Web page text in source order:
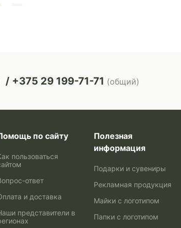
+375 29 199-71-71 (общий)
по сайту
пользоваться
ответ
и доставка
представители в
Полезная
информация
Подарки и сувениры
Рекламная продукция
Майки с логотипом
Папки с логотипом